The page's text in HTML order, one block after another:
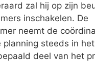
zal hij op zijn
inschakelen. De
neemt de
planning steeds in
deel van het